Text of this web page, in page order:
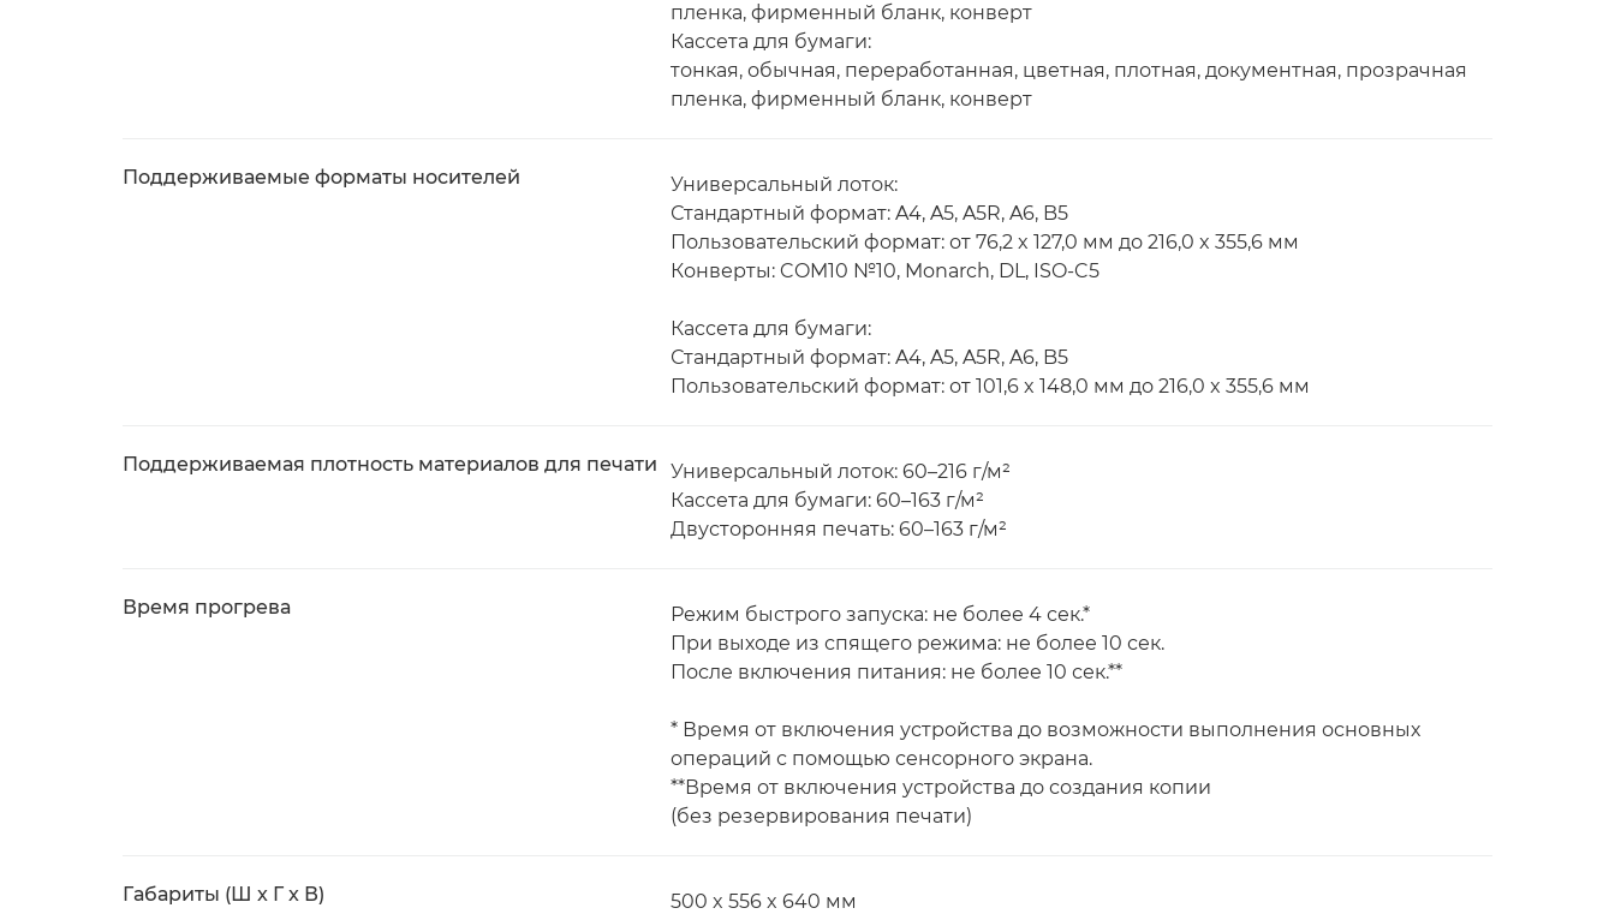
пленка, фирменный бланк, конверт
Кассета для бумаги:
тонкая, обычная, переработанная, цветная, плотная, документная, прозрачная
пленка, фирменный бланк, конверт
Поддерживаемые форматы носителей
Универсальный лоток:
Стандартный формат: A4, A5, A5R, A6, B5
Пользовательский формат: от 76,2 x 127,0 мм до 216,0 x 355,6 мм
Конверты: COM10 №10, Monarch, DL, ISO-C5
Кассета для бумаги:
Стандартный формат: A4, A5, A5R, A6, B5
Пользовательский формат: от 101,6 x 148,0 мм до 216,0 x 355,6 мм
Поддерживаемая плотность материалов для печати
Универсальный лоток: 60–216 г/м²
Кассета для бумаги: 60–163 г/м²
Двусторонняя печать: 60–163 г/м²
Время прогрева
Режим быстрого запуска: не более 4 сек.*
При выходе из спящего режима: не более 10 сек.
После включения питания: не более 10 сек.**
* Время от включения устройства до возможности выполнения основных
операций с помощью сенсорного экрана.
**Время от включения устройства до создания копии
(без резервирования печати)
Габариты (Ш x Г x В) 500 x 556 x 640 мм